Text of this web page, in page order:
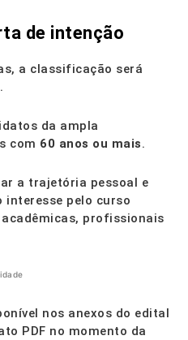
de intenção
a classificação será
.
da ampla
com 60 anos ou mais.
a trajetória pessoal e
interesse pelo curso
profissionais
nos anexos do edital
PDF no momento da